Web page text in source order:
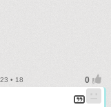
• 18